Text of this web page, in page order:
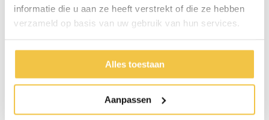
informatie die u aan ze heeft verstrekt of die ze hebben
verzameld op basis van uw gebruik van hun services.
Alles toestaan
Aanpassen
Onze wasbare onderleggers zijn wasbaar tot wel 300 keer
en het ondergoed tot wel70 keer.
Incontinentie onderleggers
Onze incontinentie onderleggers zijn ontworpen met